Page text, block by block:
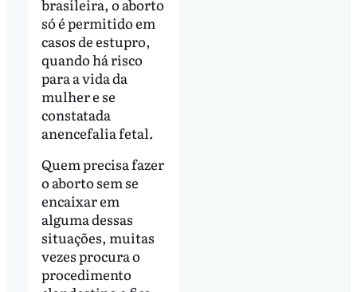
brasileira, o aborto
só é permitido em
casos de estupro,
quando há risco
para a vida da
mulher e se
constatada
anencefalia fetal.
Quem precisa fazer
o aborto sem se
encaixar em
alguma dessas
situações, muitas
vezes procura o
procedimento